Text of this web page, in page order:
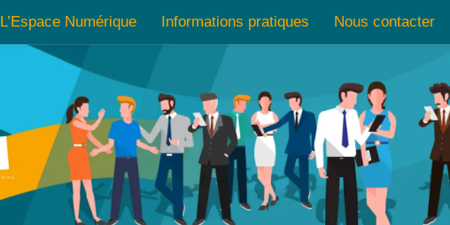
L’Espace Numérique Informations pratiques Nous contacter